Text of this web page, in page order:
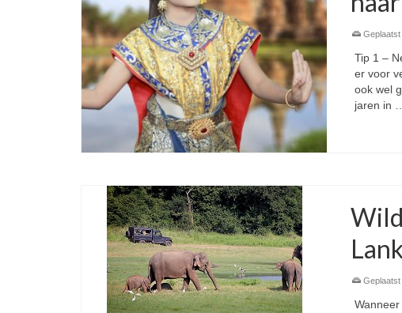
Geplaatst
Tip 1 –
er voor
ook wel
jaren in
Geplaatst